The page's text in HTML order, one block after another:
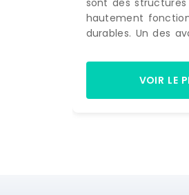
sont des
hautement
durables. Un des
caractère
offrant ainsi un
et de
VOIR LE